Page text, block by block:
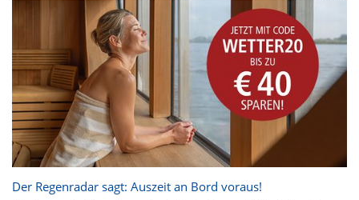
Der Regenradar sagt: Auszeit an Bord voraus!